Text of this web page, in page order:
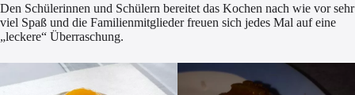
Den Schülerinnen und Schülern bereitet das Kochen nach wie vor sehr
viel Spaß und die Familienmitglieder freuen sich jedes Mal auf eine
„leckere“ Überraschung.